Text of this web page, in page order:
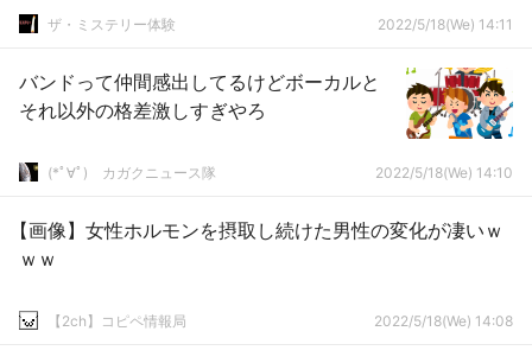
ザ・ミステリー体験 2022/5/18(We) 14:11
バンドって仲間感出してるけどボーカルと
それ以外の格差激しすぎやろ
(*ﾟ∀ﾟ)ゞカガクニュース隊 2022/5/18(We) 14:10
【画像】女性ホルモンを摂取し続けた男性の変化が凄いｗ
ｗｗ
【2ch】コピペ情報局 2022/5/18(We) 14:08